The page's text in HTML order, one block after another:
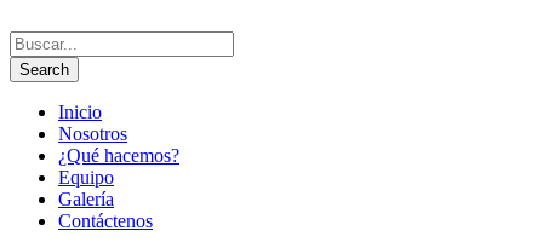
Inicio
Nosotros
¿Qué hacemos?
Equipo
Galería
Contáctenos